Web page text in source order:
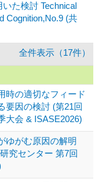
た検討 Technical
Cognition,No.9 (共
全件表示（17件）
時の適切なフィード
要因の検討 (第21回
大会 & ISASE2026)
ゆがむ原因の解明
究センター 第7回